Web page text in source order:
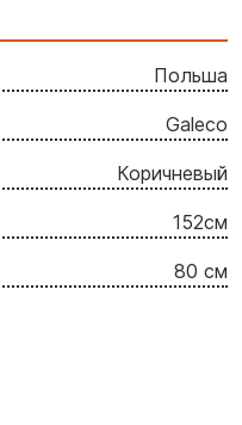
Польша
Galeco
Коричневый
152cм
80 см